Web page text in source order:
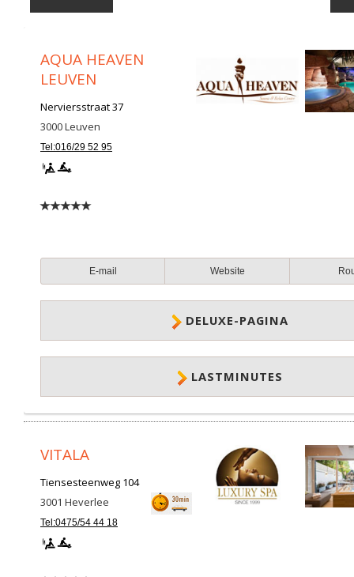
AQUA HEAVEN
LEUVEN
Nerviersstraat 37
3000Leuven
Tel:016/29 52 95
E-mail Website
DELUXE-PAGINA
LASTMINUTES
VITALA
Tiensesteenweg 104
3001 Heverlee
Tel:0475/54 44 18